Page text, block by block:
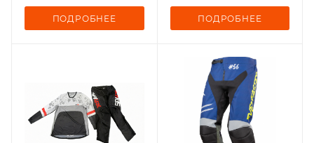
ПОДРОБНЕЕ ПОДРОБНЕЕ